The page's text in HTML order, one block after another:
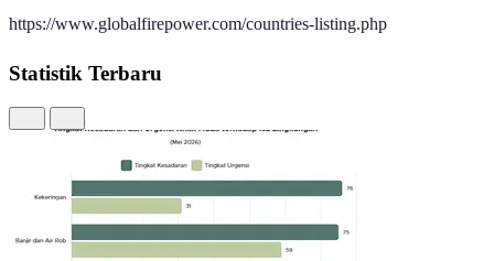
https://www.globalfirepower.com/countries-listing.php
Statistik Terbaru